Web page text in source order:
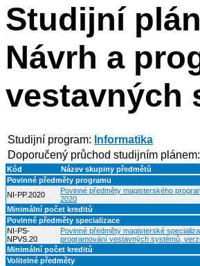
Studijní
Návrh a
vestavných
Studijní program: Informatika
Doporučený průchod studijním plánem:
Kód
Název skupiny předmětů
Povinné předměty programu
NI-PP.2020
Povinné předměty magisterského
2020
Minimální počet kreditů
Povinné předměty specializace
NI-PS-
NPVS.20
Povinné předměty magisterské
programování vestavných systémů,
Minimální počet kreditů
Volitelné předměty